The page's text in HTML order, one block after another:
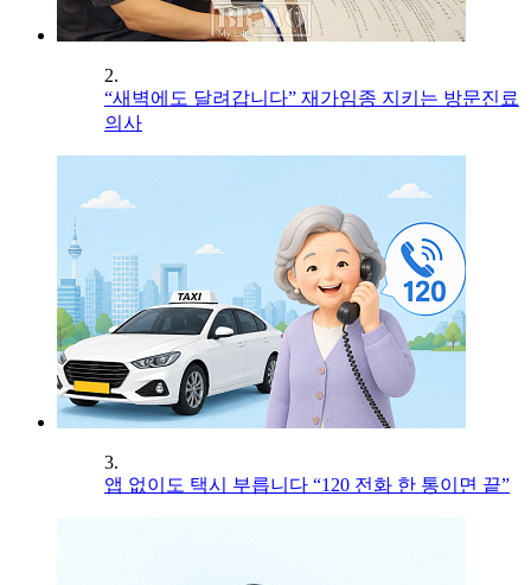
2.
“새벽에도 달려갑니다” 재가임종 지키는 방문진료
의사
3.
앱 없이도 택시 부릅니다 “120 전화 한 통이면 끝”